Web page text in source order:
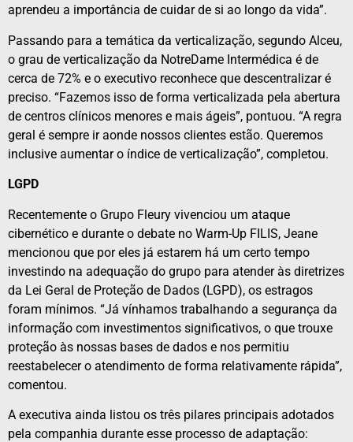
aprendeu a importância de cuidar de si ao longo da vida”.
Passando para a temática da verticalização, segundo Alceu,
o grau de verticalização da NotreDame Intermédica é de
cerca de 72% e o executivo reconhece que descentralizar é
preciso. “Fazemos isso de forma verticalizada pela abertura
de centros clínicos menores e mais ágeis”, pontuou. “A regra
geral é sempre ir aonde nossos clientes estão. Queremos
inclusive aumentar o índice de verticalização”, completou.
LGPD
Recentemente o Grupo Fleury vivenciou um ataque
cibernético e durante o debate no Warm-Up FILIS, Jeane
mencionou que por eles já estarem há um certo tempo
investindo na adequação do grupo para atender às diretrizes
da Lei Geral de Proteção de Dados (LGPD), os estragos
foram mínimos. “Já vínhamos trabalhando a segurança da
informação com investimentos significativos, o que trouxe
proteção às nossas bases de dados e nos permitiu
reestabelecer o atendimento de forma relativamente rápida”,
comentou.
A executiva ainda listou os três pilares principais adotados
pela companhia durante esse processo de adaptação: